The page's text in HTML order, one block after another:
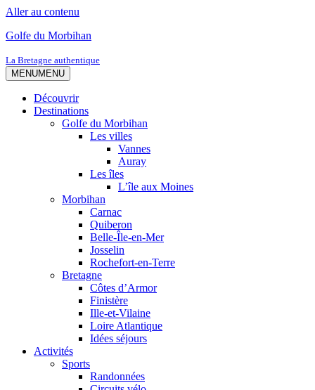
Aller au contenu
Golfe du Morbihan
La Bretagne authentique
MENUMENU
Découvrir
Destinations
Golfe du Morbihan
Les villes
Vannes
Auray
Les îles
L’île aux Moines
Morbihan
Carnac
Quiberon
Belle-Île-en-Mer
Josselin
Rochefort-en-Terre
Bretagne
Côtes d’Armor
Finistère
Ille-et-Vilaine
Loire Atlantique
Idées séjours
Activités
Sports
Randonnées